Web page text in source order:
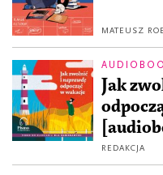
MATEUSZ
Jak
REDAKCJA